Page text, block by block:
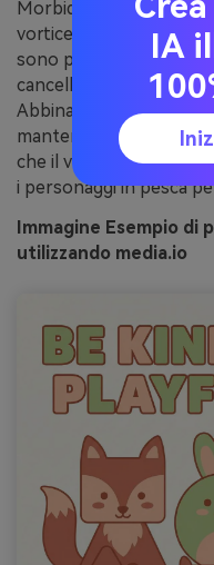
Morbido e giocoso
vortice di blush, dolce
sono perfetti per i
cancelleria allegra e le
Abbinare con forme
mantenerlo divertente
che il verde chiaro del
i personaggi in pesca
Immagine Esempio di
utilizzando media.io
IA